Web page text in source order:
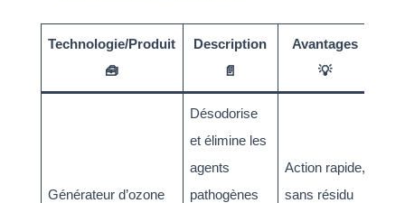
Technologie/Produit
🧰
Description
📄
Avantages
💡
Générateur d’ozone
Désodorise
et élimine les
agents
pathogènes
Action rapide,
sans résidu